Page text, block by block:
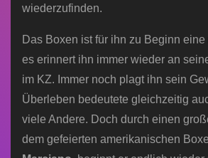
wiederzufinden.
Das Boxen ist für ihn zu Beginn
es erinnert ihn immer wieder an
im KZ. Immer noch plagt ihn sein
Überleben bedeutete gleichzeitig
viele Andere. Doch durch einen
dem gefeierten amerikanischen